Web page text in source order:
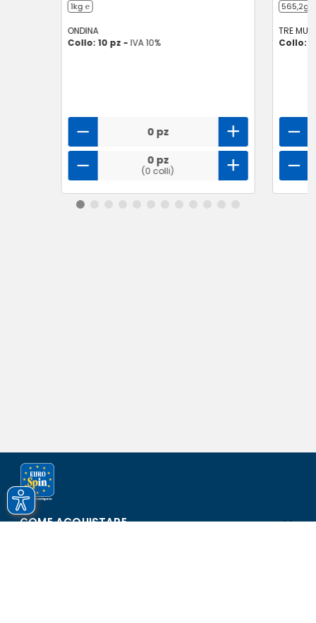
1kg ℮
ONDINA
Collo: 10 pz - IVA 10%
0 pz
0 pz
(0 colli)
565,2g ℮
TRE
Collo:
COME ACQUISTARE